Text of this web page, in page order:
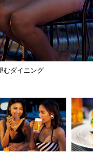
むダイニング